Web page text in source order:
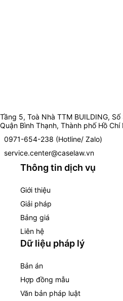
Tầng 5, Toà Nhà TTM BUILDING,
Quận Bình Thạnh, Thành phố Hồ Chí
0971-654-238 (Hotline/ Zalo)
service.center@caselaw.vn
Thông tin dịch vụ
Giới thiệu
Giải pháp
Bảng giá
Liên hệ
Dữ liệu pháp lý
Bản án
Hợp đồng mẫu
Văn bản pháp luật